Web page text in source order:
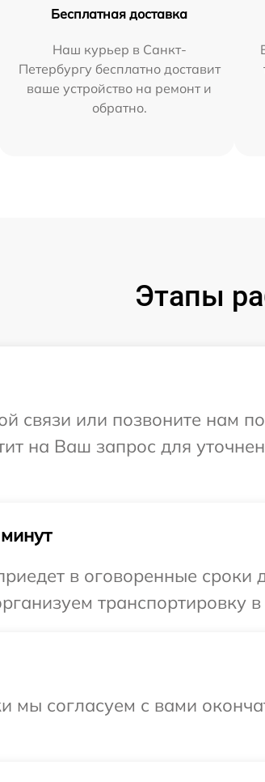
Бесплатная доставка
Наш курьер в Санкт-
Петербургу бесплатно доставит
ваше устройство на ремонт и
обратно.
Этапы
связи или позвоните нам
на Ваш запрос для
в оговоренные сроки
транспортировку
мы согласуем с вами